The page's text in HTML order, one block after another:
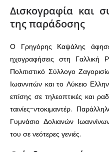
Δισκογραφία και
της παράδοσης
Ο Γρηγόρης Καψάλης
ηχογραφήσεις στη Γαλλική
Πολιτιστικό Σύλλογο
Ιωαννιτών και το Λύκειο
επίσης σε τηλεοπτικές και
ταινίες-ντοκιμαντέρ.
Γυμνάσιο Δολιανών
του σε νεότερες γενιές.